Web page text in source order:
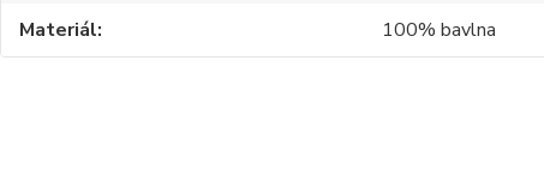
Materiál
100% bavlna